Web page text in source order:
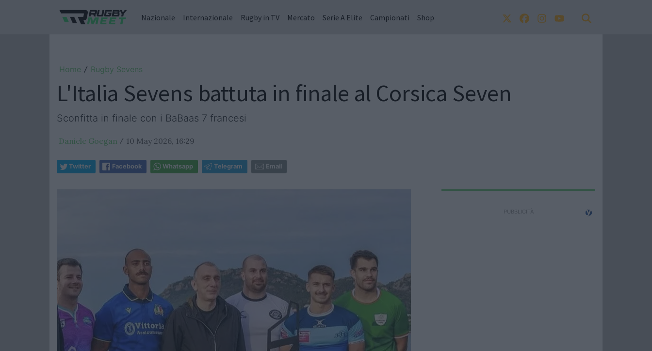
Nazionale Internazionale Rugby in TV Mercato Serie A Elite Campionati Shop
Home / Rugby Sevens
L'Italia Sevens battuta in finale al Corsica Seven
Sconfitta in finale con i BaBaas 7 francesi
Daniele Goegan / 10 May 2026, 16:29
Twitter Facebook Whatsapp Telegram Email